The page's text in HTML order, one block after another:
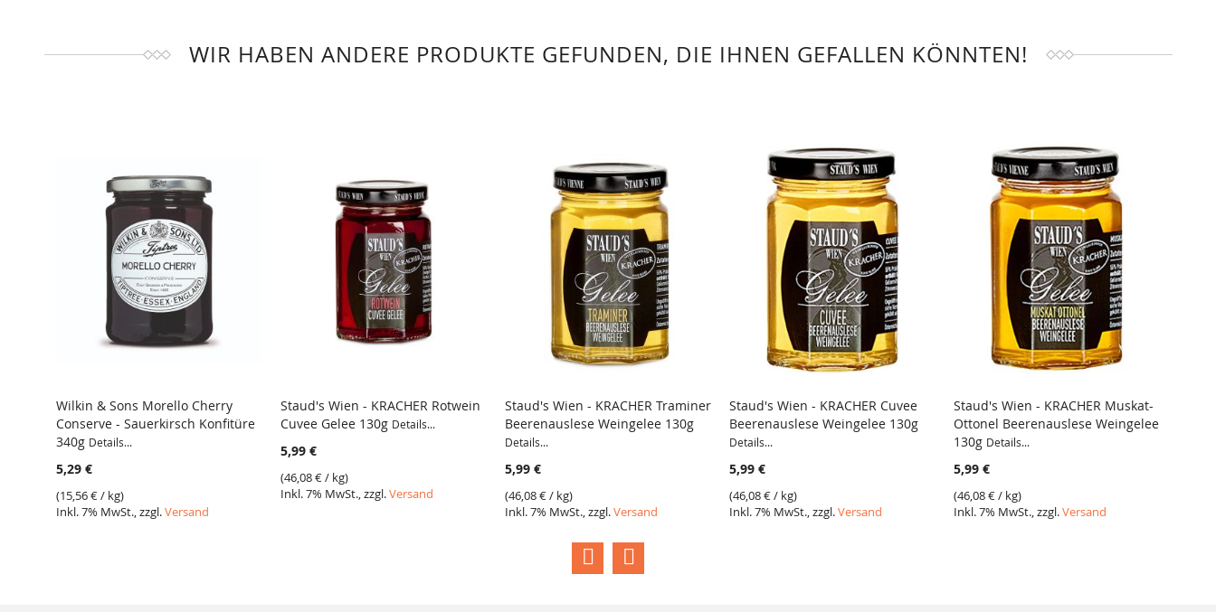
WIR HABEN ANDERE PRODUKTE GEFUNDEN, DIE IHNEN GEFALLEN KÖNNTEN!
Wilkin & Sons Morello Cherry
Conserve - Sauerkirsch Konfitüre
340g Details...
5,29 €
(15,56 €/ kg)
Inkl. 7% MwSt., zzgl.Versand
Staud's Wien - KRACHER Rotwein
Cuvee Gelee 130g Details...
5,99 €
(46,08 €/ kg)
Inkl. 7% MwSt., zzgl.Versand
Staud's Wien - KRACHER Traminer
Beerenauslese Weingelee 130g
Details...
5,99 €
(46,08 €/ kg)
Inkl. 7% MwSt., zzgl.Versand
Staud's Wien - KRACHER Cuvee
Beerenauslese Weingelee 130g
Details...
5,99 €
(46,08 €/ kg)
Inkl. 7% MwSt., zzgl.Versand
Staud's Wien - KRACHER Muskat-
Ottonel Beerenauslese Weingelee
130g Details...
5,99 €
(46,08 €/ kg)
Inkl. 7% MwSt., zzgl.Versand